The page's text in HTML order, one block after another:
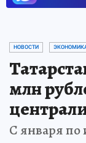
НОВОСТИ
млн
С января по